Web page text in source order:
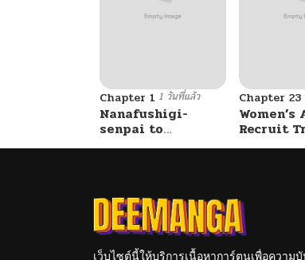
Chapter 1 1 วันที่แล้ว
Nanafushigi-
senpai to
Tetsujin-kun
Chapter 23
Women’s
Recruit
Center
เว็บไซต์นี้ให้บริการเนื้อหาการ์ตูนเพื่อความ